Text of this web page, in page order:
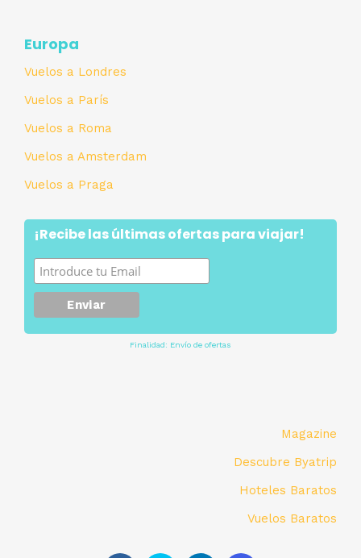
Europa
Vuelos a Londres
Vuelos a París
Vuelos a Roma
Vuelos a Amsterdam
Vuelos a Praga
¡Recibe las últimas ofertas para viajar!
Finalidad: Envío de ofertas
Magazine
Descubre Byatrip
Hoteles Baratos
Vuelos Baratos